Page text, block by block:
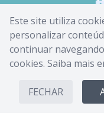
Este site utiliza
personalizar
continuar
cookies. Saiba mais
FECHAR